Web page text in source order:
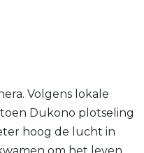
Volgens lokale
Dukono plotseling
hoog de lucht in
om het leven.